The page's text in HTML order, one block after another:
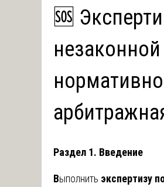
🆘
Раздел 1. Введение
Выполнить экспертизу